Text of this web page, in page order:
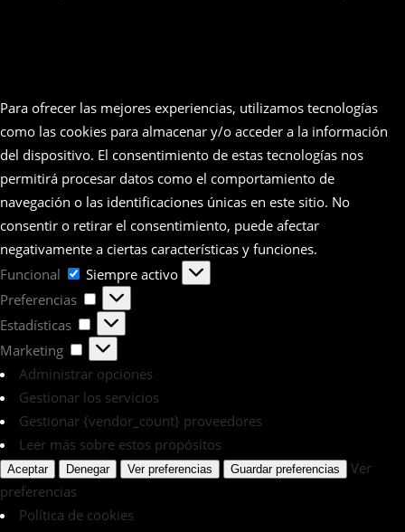
Para ofrecer las mejores experiencias, utilizamos tecnologías
como las cookies para almacenar y/o acceder a la información
del dispositivo. El consentimiento de estas tecnologías nos
permitirá procesar datos como el comportamiento de
navegación o las identificaciones únicas en este sitio. No
consentir o retirar el consentimiento, puede afectar
negativamente a ciertas características y funciones.
Funcional
Funcional
Siempre activo
Preferencias
Preferencias
Estadísticas
Estadísticas
Marketing
Marketing
Administrar opciones
Gestionar los servicios
Gestionar {vendor_count} proveedores
Leer más sobre estos propósitos
Aceptar Denegar Ver preferencias Guardar preferencias
Ver
preferencias
Política de cookies